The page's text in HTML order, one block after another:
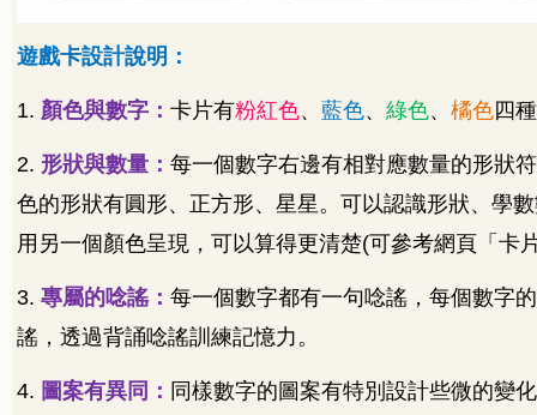
遊戲卡設計說明：
1. 顏色與數字： 卡片有粉紅色、 藍色、 綠色、 橘色四
2. 形狀與數量： 每一個數字右邊有相對應數量的形狀
色的形狀有圓形、正方形、星星。可以認識形狀、學
用另一個顏色呈現，可以算得更清楚(可參考網頁「卡
3. 專屬的唸謠： 每一個數字都有一句唸謠，每個數字
謠，透過背誦唸謠訓練記憶力。
4. 圖案有異同： 同樣數字的圖案有特別設計些微的變